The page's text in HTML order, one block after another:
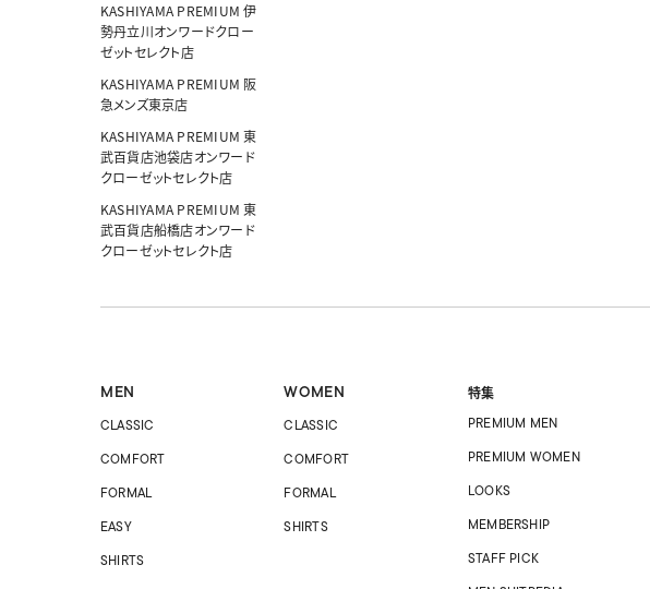
KASHIYAMA PREMIUM 伊
勢丹立川オンワードクロー
ゼットセレクト店
KASHIYAMA PREMIUM 阪
急メンズ東京店
KASHIYAMA PREMIUM 東
武百貨店池袋店オンワード
クローゼットセレクト店
KASHIYAMA PREMIUM 東
武百貨店船橋店オンワード
クローゼットセレクト店
MEN
CLASSIC
COMFORT
FORMAL
EASY
SHIRTS
WOMEN
CLASSIC
COMFORT
FORMAL
SHIRTS
特集
PREMIUM MEN
PREMIUM WOMEN
LOOKS
MEMBERSHIP
STAFF PICK